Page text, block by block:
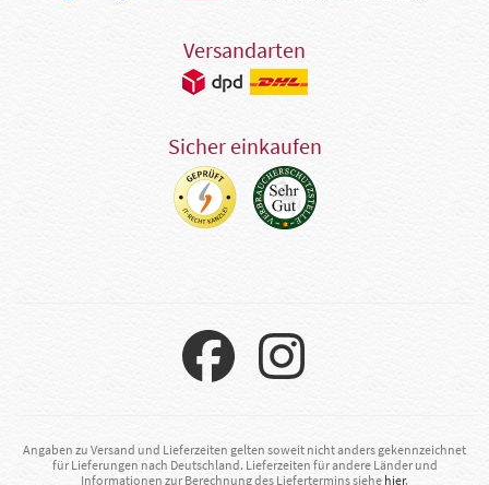
Versandarten
Sicher einkaufen
Angaben zu Versand und Lieferzeiten gelten soweit nicht anders gekennzeichnet
für Lieferungen nach Deutschland. Lieferzeiten für andere Länder und
Informationen zur Berechnung des Liefertermins siehe hier.